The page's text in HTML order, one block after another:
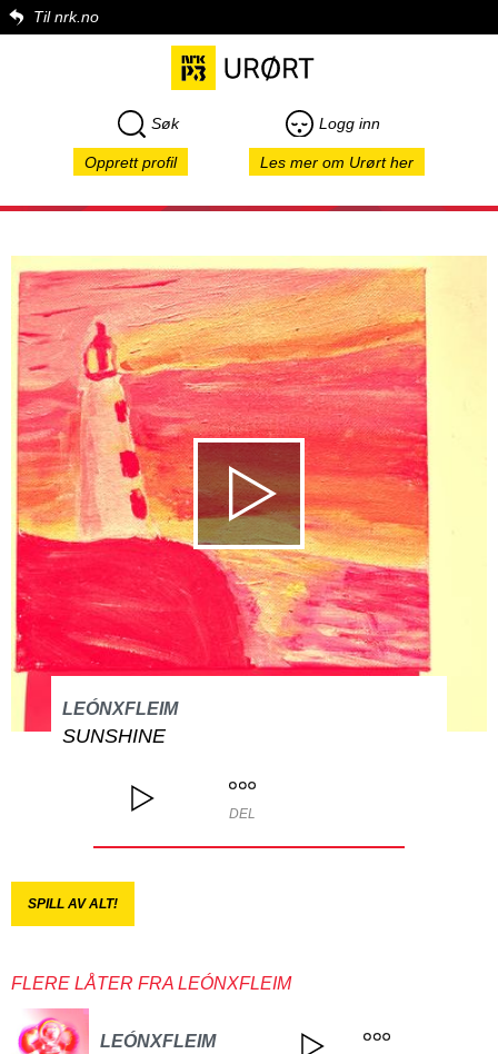
Til nrk.no
Søk Logg inn
Opprett profil Les mer om Urørt her
LEÓNXFLEIM
SUNSHINE
DEL
SPILL AV ALT!
FLERE LÅTER FRA LEÓNXFLEIM
LEÓNXFLEIM